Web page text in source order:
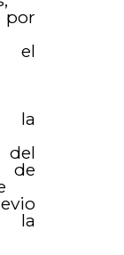
por
el
la
la